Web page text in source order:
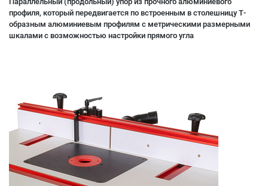
профиля, который передвигается по встроенным в столешницу Т-
образным алюминиевым профилям с метрическими размерными
шкалами с возможностью настройки прямого угла